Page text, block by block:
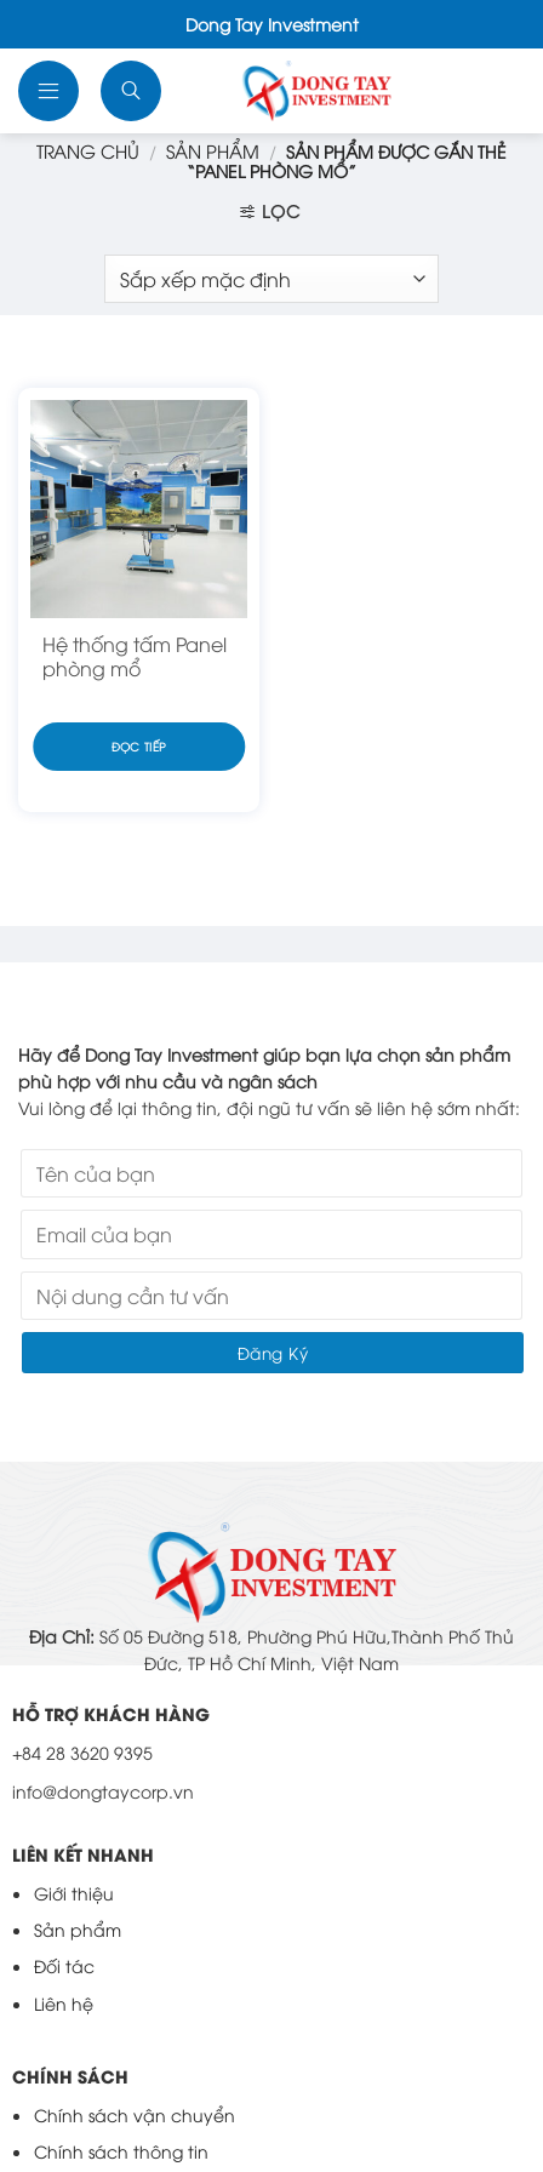
dung
Dong Tay Investment
TRANG CHỦ / SẢN PHẨM / SẢN PHẨM ĐƯỢC GẮN THẺ
“PANEL PHÒNG MỔ”
LỌC
Hệ thống tấm Panel
phòng mổ
ĐỌC TIẾP
Hãy để Dong Tay Investment giúp bạn lựa chọn sản phẩm
phù hợp với nhu cầu và ngân sách
Vui lòng để lại thông tin, đội ngũ tư vấn sẽ liên hệ sớm nhất:
Địa Chỉ: Số 05 Đường 518, Phường Phú Hữu,Thành Phố Thủ
Đức, TP Hồ Chí Minh, Việt Nam
HỖ TRỢ KHÁCH HÀNG
+84 28 3620 9395
info@dongtaycorp.vn
LIÊN KẾT NHANH
Giới thiệu
Sản phẩm
Đối tác
Liên hệ
CHÍNH SÁCH
Chính sách vận chuyển
Chính sách thông tin